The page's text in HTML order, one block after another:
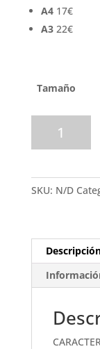
A417€
A322€
Tamaño
cantidad
SKU: N/D